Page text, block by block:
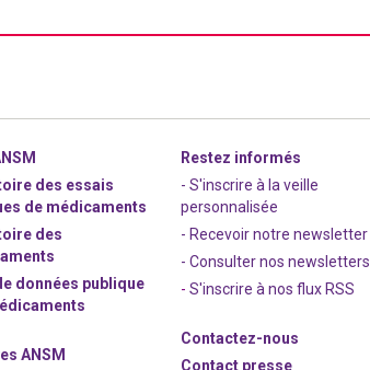
des essais
de médicaments
des
données publique
ANSM
Restez informés
- S'inscrire à la veille
personnalisée
- Recevoir notre newsletter
- Consulter nos newsletters
-S'inscrire à nos flux RSS
Contactez-nous
Contact presse